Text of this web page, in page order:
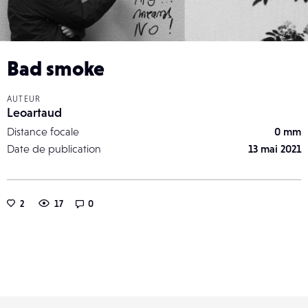
Bad smoke
AUTEUR
Leoartaud
Distance focale
0 mm
Date de publication
13 mai 2021
2 17 0